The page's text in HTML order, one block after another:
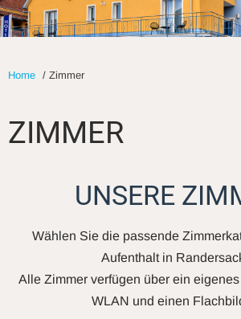
Home / Zimmer
ZIMMER
UNSERE
Wählen Sie die passende
Aufenthalt in
Alle Zimmer verfügen über ein
WLAN und einen